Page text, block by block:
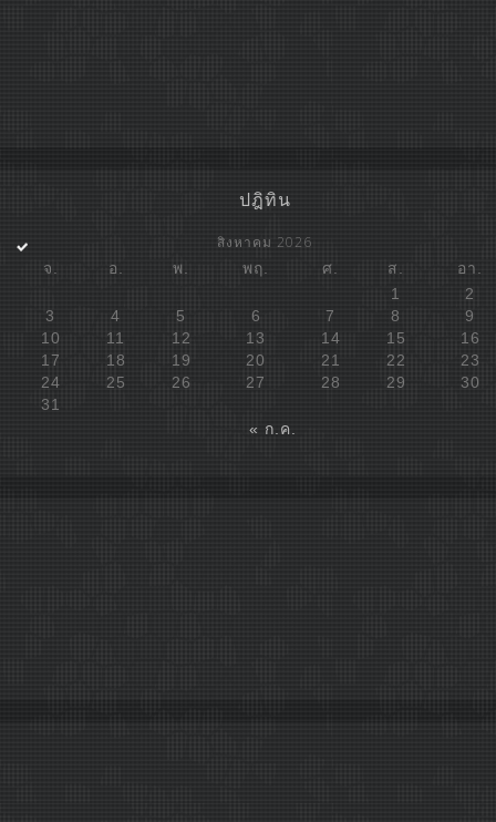
ปฎิทิน
สิงหาคม 2026
จ. อ. พ. พฤ. ศ. ส.
อา.
1
2
3
4 5 6 7 8
9
10
11 12 13 14 15
16
17
18 19 20 21 22
23
24
25 26 27 28 29
30
31
« ก.ค.